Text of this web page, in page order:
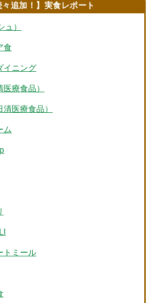
々追加！】実食レポート
ュ）
食
イニング
療食品）
医療食品）
ム
トミール